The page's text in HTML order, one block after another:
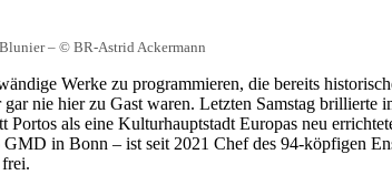
– © BR-Astrid Ackermann
Werke zu programmieren, die bereits
nie hier zu Gast waren. Letzten Samstag brillierte
als eine Kulturhauptstadt Europas neu
in Bonn – ist seit 2021 Chef des 94-köpfigen